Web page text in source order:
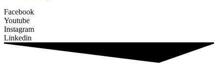
Facebook
Youtube
Instagram
Linkedin